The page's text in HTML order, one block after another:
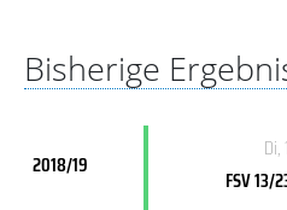
Bisherige
2018/19
Di,
FSV 13/